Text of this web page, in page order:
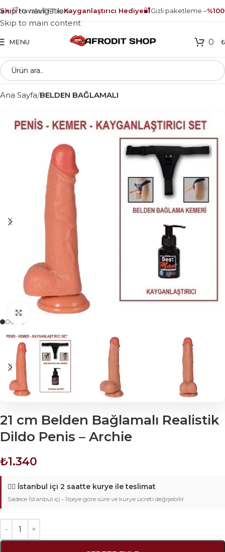
🛒Havale/EFT ileKayganlaştırıcı Hediye🔐Gizli paketleme –%100
Skip to navigation
Skip to main content
MENU 0 ₺
Ana Sayfa BELDEN BAĞLAMALI
Click to enlarge
21 cm Belden Bağlamalı Realistik
Dildo Penis – Archie
₺1.340
🚴‍♂️ İstanbul içi 2 saatte kurye ile teslimat
Sadece İstanbul içi • İlçeye göre süre ve kurye ücreti değişebilir